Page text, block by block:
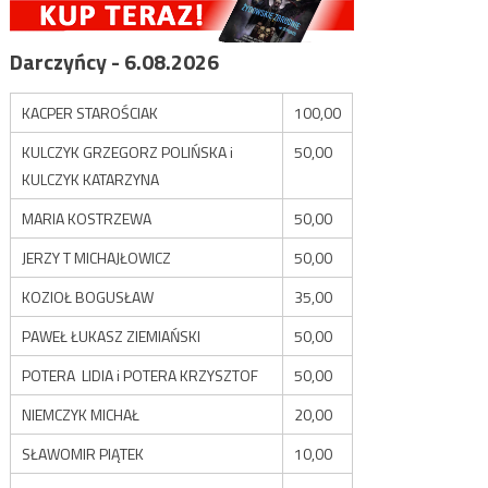
Darczyńcy - 6.08.2026
KACPER STAROŚCIAK
100,00
KULCZYK GRZEGORZ POLIŃSKA i
KULCZYK KATARZYNA
50,00
MARIA KOSTRZEWA
50,00
JERZY T MICHAJŁOWICZ
50,00
KOZIOŁ BOGUSŁAW
35,00
PAWEŁ ŁUKASZ ZIEMIAŃSKI
50,00
POTERA LIDIA i POTERA KRZYSZTOF
50,00
NIEMCZYK MICHAŁ
20,00
SŁAWOMIR PIĄTEK
10,00